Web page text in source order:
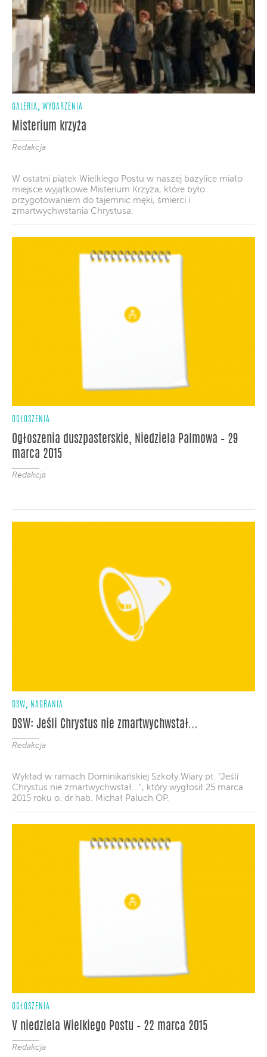
GALERIA, WYDARZENIA
Misterium krzyża
Redakcja
W ostatni piątek Wielkiego Postu w naszej bazylice miało
miejsce wyjątkowe Misterium Krzyża, które było
przygotowaniem do tajemnic męki, śmierci i
zmartwychwstania Chrystusa.
OGŁOSZENIA
Ogłoszenia duszpasterskie, Niedziela Palmowa – 29
marca 2015
Redakcja
DSW, NAGRANIA
DSW: Jeśli Chrystus nie zmartwychwstał…
Redakcja
Wykład w ramach Dominikańskiej Szkoły Wiary pt. "Jeśli
Chrystus nie zmartwychwstał...", który wygłosił 25 marca
2015 roku o. dr hab. Michał Paluch OP.
OGŁOSZENIA
V niedziela Wielkiego Postu – 22 marca 2015
Redakcja